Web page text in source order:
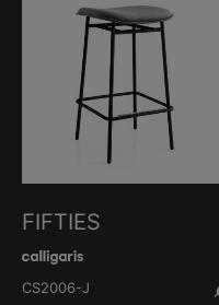
FIFTIES
CS2006-J